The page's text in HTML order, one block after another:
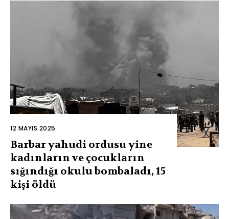
12 MAYIS 2025
Barbar yahudi ordusu yine
kadınların ve çocukların
sığındığı okulu bombaladı, 15
kişi öldü